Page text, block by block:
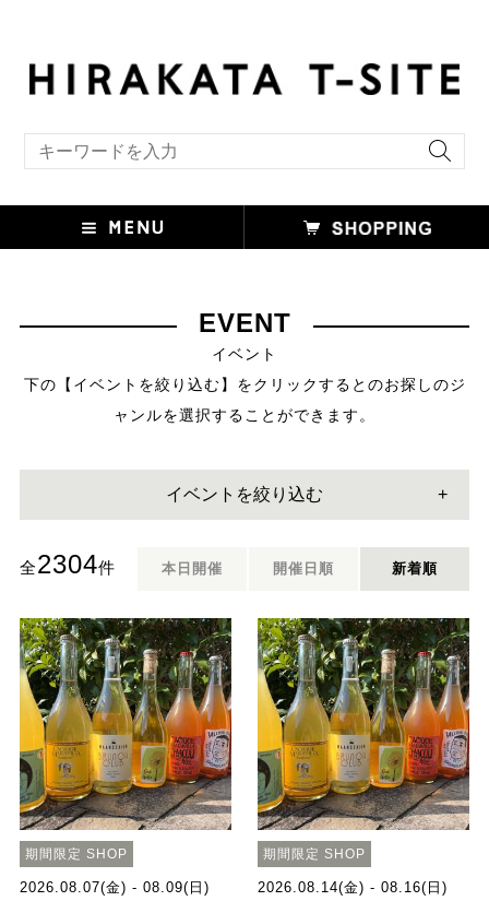
EVENT
イベント
下の【イベントを絞り込む】をクリックするとのお探しのジ
ャンルを選択することができます。
イベントを絞り込む
全2304件 本日開催 開催日順 新着順
期間限定 SHOP
2026.08.07(金) - 08.09(日)
期間限定 SHOP
2026.08.14(金) - 08.16(日)